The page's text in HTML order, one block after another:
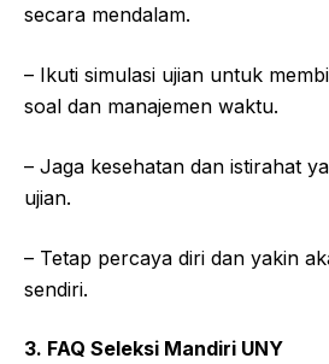
secara mendalam.
– Ikuti simulasi ujian untuk
soal dan manajemen waktu.
– Jaga kesehatan dan istirahat
ujian.
– Tetap percaya diri dan yakin
sendiri.
3. FAQ Seleksi Mandiri UNY